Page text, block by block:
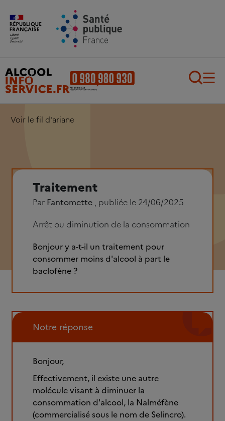
Aller au contenu principal
Voir le fil d'ariane
Traitement
Par Fantomette , publiée le 24/06/2025
Arrêt ou diminution de la consommation
Bonjour y a-t-il un traitement pour
consommer moins d'alcool à part le
baclofène ?
Notre réponse
Bonjour,
Effectivement, il existe une autre
molécule visant à diminuer la
consommation d'alcool, la Nalméfène
(commercialisé sous le nom de Selincro).